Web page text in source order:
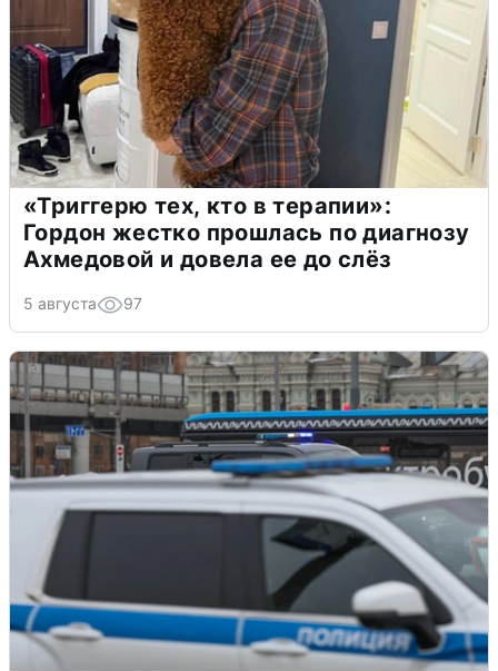
«Триггерю тех, кто в терапии»:
Гордон жестко прошлась по диагнозу
Ахмедовой и довела ее до слёз
5 августа 97